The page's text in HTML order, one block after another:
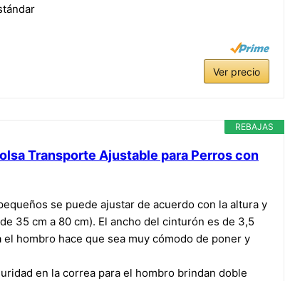
Ver precio
REBAJAS
Transporte Ajustable para Perros con
se puede ajustar de acuerdo con la altura y
35 cm a 80 cm). El ancho del cinturón es de 3,5
hombro hace que sea muy cómodo de poner y
en la correa para el hombro brindan doble